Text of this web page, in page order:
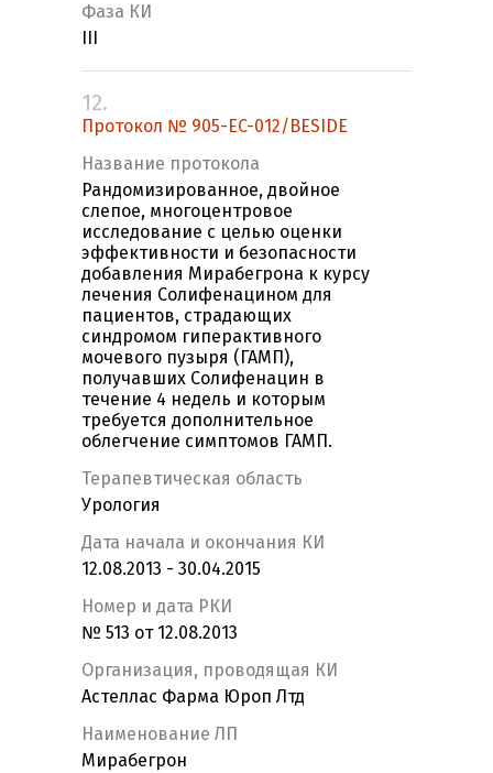
Фаза КИ
12.
Протокол № 905-EC-012/BESIDE
Название протокола
Рандомизированное, двойное
слепое, многоцентровое
исследование с целью оценки
эффективности и безопасности
добавления Мирабегрона к курсу
лечения Солифенацином для
пациентов, страдающих
синдромом гиперактивного
мочевого пузыря (ГАМП),
получавших Солифенацин в
течение 4 недель и которым
требуется дополнительное
облегчение симптомов ГАМП.
Терапевтическая область
Урология
Дата начала и окончания КИ
12.08.2013 - 30.04.2015
Номер и дата РКИ
№ 513 от 12.08.2013
Организация, проводящая КИ
Астеллас Фарма Юроп Лтд
Наименование ЛП
Мирабегрон